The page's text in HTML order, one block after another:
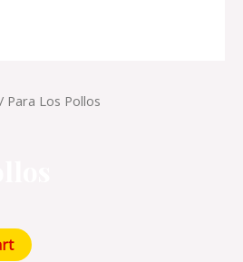
/ Para Los Pollos